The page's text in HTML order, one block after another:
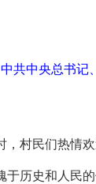
共中央总书记
，村民们热情
于历史和人民